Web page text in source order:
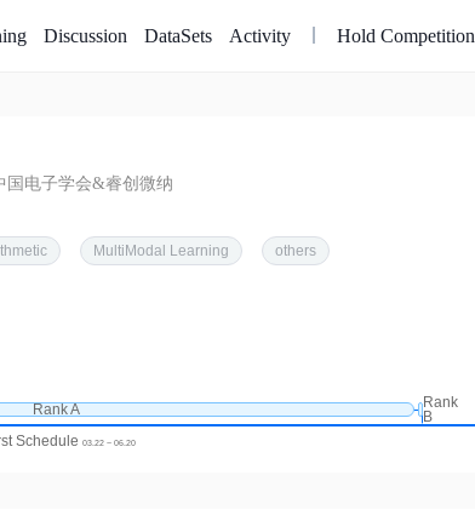
Discussion DataSets Activity Hold Competition
国电子学会&睿创微纳
MultiModal Learning others
Schedule 03.22 ~ 06.20
Rank A
Rank
B